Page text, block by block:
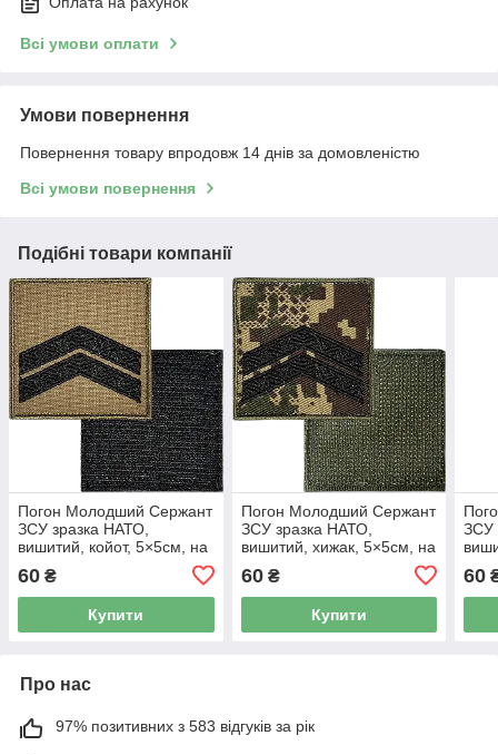
Всі умови оплати
Умови повернення
Повернення товару впродовж 14 днів за домовленістю
Всі умови повернення
Подібні товари компанії
Погон Молодший Сержант
ЗСУ зразка НАТО,
вишитий, койот, 5×5см, на
60 ₴
Купити
Погон Молодший Сержант
ЗСУ зразка НАТО,
вишитий, хижак, 5×5см, на
60₴
Купити
ЗСУ
60
Про нас
97% позитивних з 583 відгуків за рік